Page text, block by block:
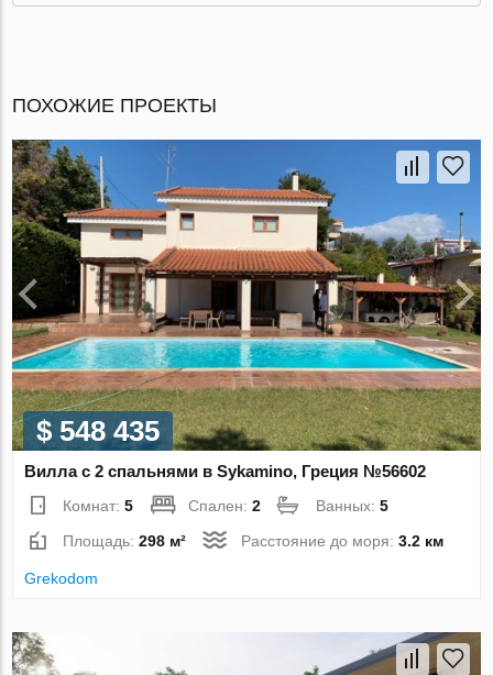
ПОХОЖИЕ ПРОЕКТЫ
$ 548 435
Вилла с 2 спальнями в Sykamino, Греция №56602
Комнат:5 Спален:2 Ванных:5
Площадь:298 м² Расстояние до моря:3.2 км
Grekodom